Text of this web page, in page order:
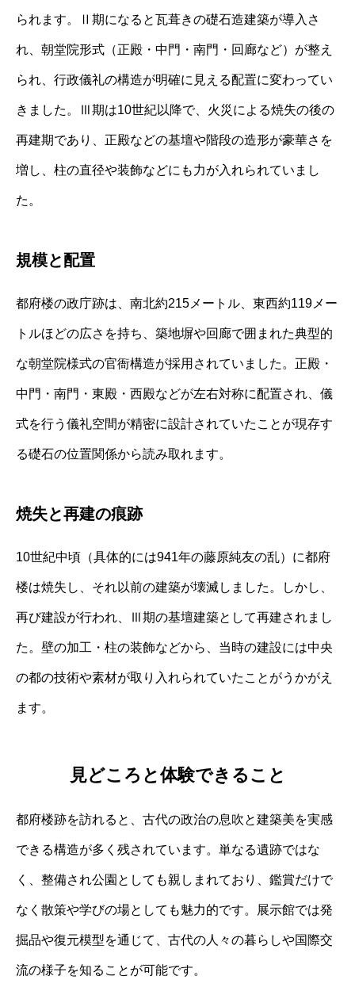
られます。Ⅱ期になると瓦葺きの礎石造建築が導入さ
れ、朝堂院形式（正殿・中門・南門・回廊など）が整え
られ、行政儀礼の構造が明確に見える配置に変わってい
きました。Ⅲ期は10世紀以降で、火災による焼失の後の
再建期であり、正殿などの基壇や階段の造形が豪華さを
増し、柱の直径や装飾などにも力が入れられていまし
た。
規模と配置
都府楼の政庁跡は、南北約215メートル、東西約119メー
トルほどの広さを持ち、築地塀や回廊で囲まれた典型的
な朝堂院様式の官衙構造が採用されていました。正殿・
中門・南門・東殿・西殿などが左右対称に配置され、儀
式を行う儀礼空間が精密に設計されていたことが現存す
る礎石の位置関係から読み取れます。
焼失と再建の痕跡
10世紀中頃（具体的には941年の藤原純友の乱）に都府
楼は焼失し、それ以前の建築が壊滅しました。しかし、
再び建設が行われ、Ⅲ期の基壇建築として再建されまし
た。壁の加工・柱の装飾などから、当時の建設には中央
の都の技術や素材が取り入れられていたことがうかがえ
ます。
見どころと体験できること
都府楼跡を訪れると、古代の政治の息吹と建築美を実感
できる構造が多く残されています。単なる遺跡ではな
く、整備され公園としても親しまれており、鑑賞だけで
なく散策や学びの場としても魅力的です。展示館では発
掘品や復元模型を通じて、古代の人々の暮らしや国際交
流の様子を知ることが可能です。